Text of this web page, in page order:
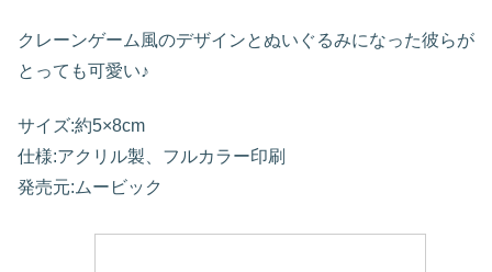
クレーンゲーム風のデザインとぬいぐるみになった彼らが
とっても可愛い♪
サイズ:約5×8cm
仕様:アクリル製、フルカラー印刷
発売元:ムービック